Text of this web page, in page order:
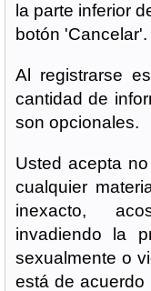
la parte inferior
botón 'Cancelar'.
Al registrarse
cantidad de
son opcionales.
Usted acepta
cualquier
inexacto,
invadiendo la
sexualmente o
está de acuerdo